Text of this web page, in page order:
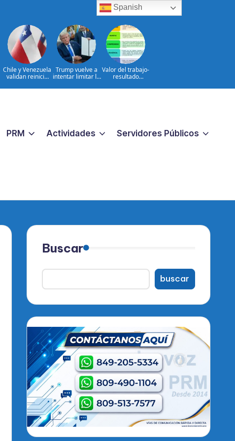
Chile y Venezuela
validan reinicio
consulares
Trump vuelve a
intentar limitar la
nacimiento
Valor del trabajo-
resultado
CERCANO A LA
PRM Actividades Servidores Públicos
Buscar
buscar
Spanish